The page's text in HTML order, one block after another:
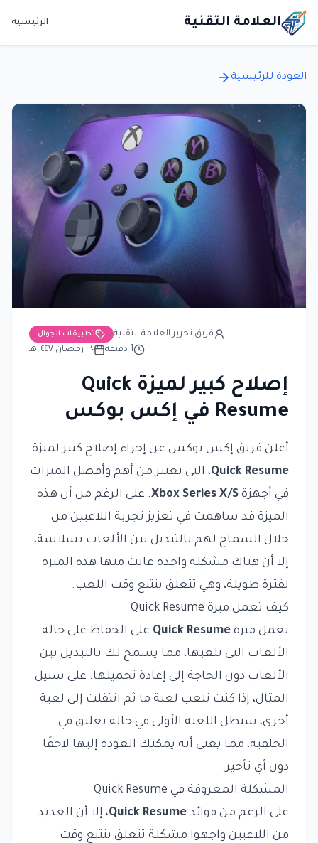
العلامة التقنية الرئيسية
العودة للرئيسية
تطبيقات الجوال
فريق تحرير العلامة التقنية
٣٠ رمضان ١٤٤٧ هـ
1 دقيقة
إصلاح كبير لميزة Quick
Resume في إكس بوكس
أعلن فريق إكس بوكس عن إجراء إصلاح كبير لميزة
Quick Resume، التي تعتبر من أهم وأفضل الميزات
في أجهزة Xbox Series X/S. على الرغم من أن هذه
الميزة قد ساهمت في تعزيز تجربة اللاعبين من
خلال السماح لهم بالتبديل بين الألعاب بسلاسة،
إلا أن هناك مشكلة واحدة عانت منها هذه الميزة
لفترة طويلة، وهي تتعلق بتتبع وقت اللعب.
كيف تعمل ميزة Quick Resume
تعمل ميزة Quick Resume على الحفاظ على حالة
الألعاب التي تلعبها، مما يسمح لك بالتبديل بين
الألعاب دون الحاجة إلى إعادة تحميلها. على سبيل
المثال، إذا كنت تلعب لعبة ما ثم انتقلت إلى لعبة
أخرى، ستظل اللعبة الأولى في حالة تعليق في
الخلفية، مما يعني أنه يمكنك العودة إليها لاحقًا
دون أي تأخير.
المشكلة المعروفة في Quick Resume
على الرغم من فوائد Quick Resume، إلا أن العديد
من اللاعبين واجهوا مشكلة تتعلق بتتبع وقت